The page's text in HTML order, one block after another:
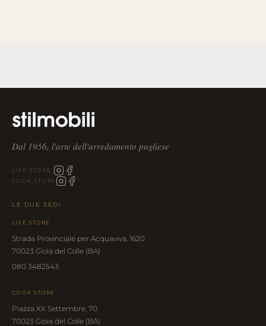
Dal 1956, l'arte dell'arredamento pugliese
LIFE STORE
COOK STORE
LE DUE SEDI
LIFE STORE
Strada Provinciale per Acquaviva, 1620
70023 Gioia del Colle (BA)
080 3482543
COOK STORE
Piazza XX Settembre, 70
70023 Gioia del Colle (BA)